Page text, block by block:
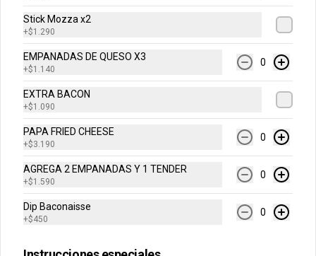
Cuentanos como te fue
DEGASA
Trabaja con nosotros
Escríbenos por WhatsApp: +56950183243
Locales
Términos y condiciones
Política de privacidad
Redes sociales
Instagram
Stick Mozza x2
+$1.290
EMPANADAS DE QUESO X3
+$1.140
0
EXTRA BACON
+$1.090
PAPA FRIED CHEESE
+$3.190
0
AGREGA 2 EMPANADAS Y 1 TENDER
+$1.590
0
Dip Baconaisse
+$450
0